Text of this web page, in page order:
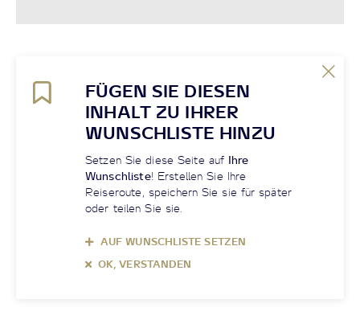
FÜGEN SIE DIESEN
INHALT ZU IHRER
WUNSCHLISTE HINZU
Setzen Sie diese Seite auf Ihre
Wunschliste! Erstellen Sie Ihre
Reiseroute, speichern Sie sie für später
oder teilen Sie sie.
AUF WUNSCHLISTE SETZEN
OK, VERSTANDEN